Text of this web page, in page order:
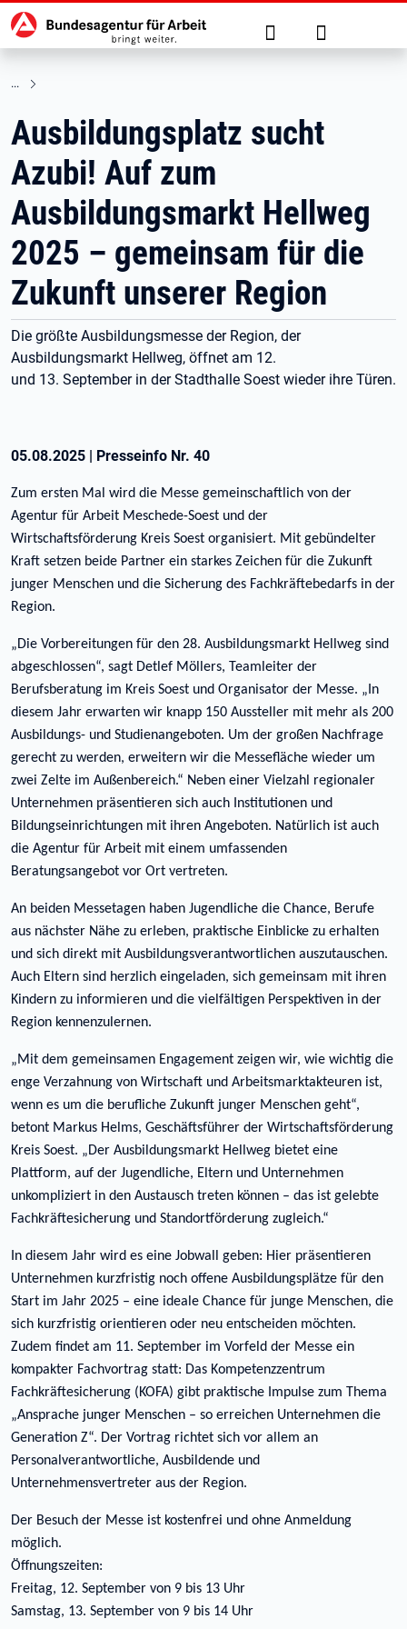
zu den Hauptinhalten springen
Hauptnavigation Suche Anmelden
Ausbildungsplatz sucht
Azubi! Auf zum
Ausbildungsmarkt Hellweg
2025 – gemeinsam für die
Zukunft unserer Region
Die größte Ausbildungsmesse der Region, der
Ausbildungsmarkt Hellweg, öffnet am 12.
und 13. September in der Stadthalle Soest wieder ihre Türen.
05.08.2025 | Presseinfo Nr. 40
Zum ersten Mal wird die Messe gemeinschaftlich von der
Agentur für Arbeit Meschede-Soest und der
Wirtschaftsförderung Kreis Soest organisiert. Mit gebündelter
Kraft setzen beide Partner ein starkes Zeichen für die Zukunft
junger Menschen und die Sicherung des Fachkräftebedarfs in der
Region.
„Die Vorbereitungen für den 28. Ausbildungsmarkt Hellweg sind
abgeschlossen“, sagt Detlef Möllers, Teamleiter der
Berufsberatung im Kreis Soest und Organisator der Messe. „In
diesem Jahr erwarten wir knapp 150 Aussteller mit mehr als 200
Ausbildungs- und Studienangeboten. Um der großen Nachfrage
gerecht zu werden, erweitern wir die Messefläche wieder um
zwei Zelte im Außenbereich.“ Neben einer Vielzahl regionaler
Unternehmen präsentieren sich auch Institutionen und
Bildungseinrichtungen mit ihren Angeboten. Natürlich ist auch
die Agentur für Arbeit mit einem umfassenden
Beratungsangebot vor Ort vertreten.
An beiden Messetagen haben Jugendliche die Chance, Berufe
aus nächster Nähe zu erleben, praktische Einblicke zu erhalten
und sich direkt mit Ausbildungsverantwortlichen auszutauschen.
Auch Eltern sind herzlich eingeladen, sich gemeinsam mit ihren
Kindern zu informieren und die vielfältigen Perspektiven in der
Region kennenzulernen.
„Mit dem gemeinsamen Engagement zeigen wir, wie wichtig die
enge Verzahnung von Wirtschaft und Arbeitsmarktakteuren ist,
wenn es um die berufliche Zukunft junger Menschen geht“,
betont Markus Helms, Geschäftsführer der Wirtschaftsförderung
Kreis Soest. „Der Ausbildungsmarkt Hellweg bietet eine
Plattform, auf der Jugendliche, Eltern und Unternehmen
unkompliziert in den Austausch treten können – das ist gelebte
Fachkräftesicherung und Standortförderung zugleich.“
In diesem Jahr wird es eine Jobwall geben: Hier präsentieren
Unternehmen kurzfristig noch offene Ausbildungsplätze für den
Start im Jahr 2025 – eine ideale Chance für junge Menschen, die
sich kurzfristig orientieren oder neu entscheiden möchten.
Zudem findet am 11. September im Vorfeld der Messe ein
kompakter Fachvortrag statt: Das Kompetenzzentrum
Fachkräftesicherung (KOFA) gibt praktische Impulse zum Thema
„Ansprache junger Menschen – so erreichen Unternehmen die
Generation Z“. Der Vortrag richtet sich vor allem an
Personalverantwortliche, Ausbildende und
Unternehmensvertreter aus der Region.
Der Besuch der Messe ist kostenfrei und ohne Anmeldung
möglich.
Öffnungszeiten:
Freitag, 12. September von 9 bis 13 Uhr
Samstag, 13. September von 9 bis 14 Uhr